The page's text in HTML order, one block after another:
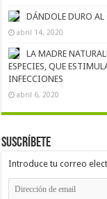
DÁNDOLE DURO
abril 14, 2020
LA MADRE
ESPECIES, QUE
INFECCIONES
abril 6, 2020
Suscríbete
Introduce tu correo
Dirección
de